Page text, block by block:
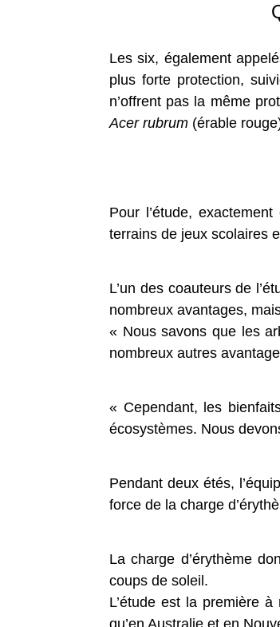
Les six, également
plus forte protection,
n’offrent pas la même
Acer rubrum (érable
Pour l’étude,
terrains de jeux scolaires
L’un des coauteurs de
nombreux avantages,
« Nous savons que les
nombreux autres
« Cependant, les
écosystèmes. Nous
Pendant deux étés,
force de la charge
La charge d’érythème
coups de soleil.
L’étude est la première
qu’en Australie et en